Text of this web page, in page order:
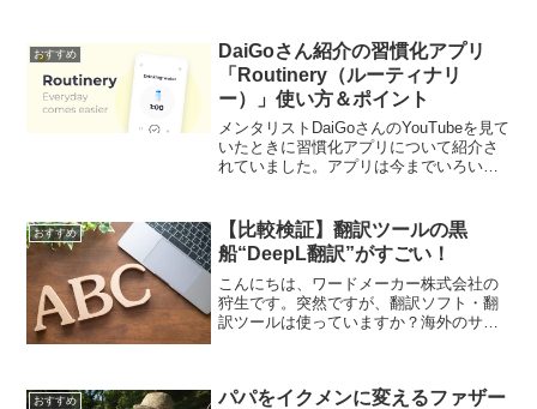
おすすめ
DaiGoさん紹介の習慣化アプリ
「Routinery（ルーティナリ
ー）」使い方＆ポイント
メンタリストDaiGoさんのYouTubeを見て
いたときに習慣化アプリについて紹介さ
れていました。アプリは今までいろいろ
たところ、知らないアプリでしかもとて
も良さそうで...
おすすめ
【比較検証】翻訳ツールの黒
船“DeepL翻訳”がすごい！
こんにちは、ワードメーカー株式会社の
狩生です。突然ですが、翻訳ソフト・翻
訳ツールは使っていますか？海外のサイ
トはとても助かる存在です...
おすすめ
パパをイクメンに変えるファザー